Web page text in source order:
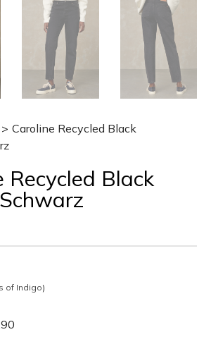
> Caroline Recycled Black
Recycled Black
of Indigo)